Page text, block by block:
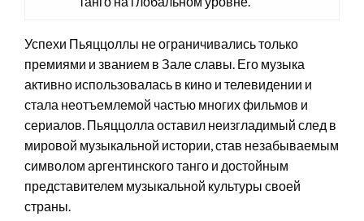
Успехи Пьяццоллы не ограничивались только
премиями и званием в Зале славы. Его музыка
активно использовалась в кино и телевидении и
стала неотъемлемой частью многих фильмов и
сериалов. Пьяццолла оставил неизгладимый след в
мировой музыкальной истории, став незабываемым
символом аргентинского танго и достойным
представителем музыкальной культуры своей
страны.